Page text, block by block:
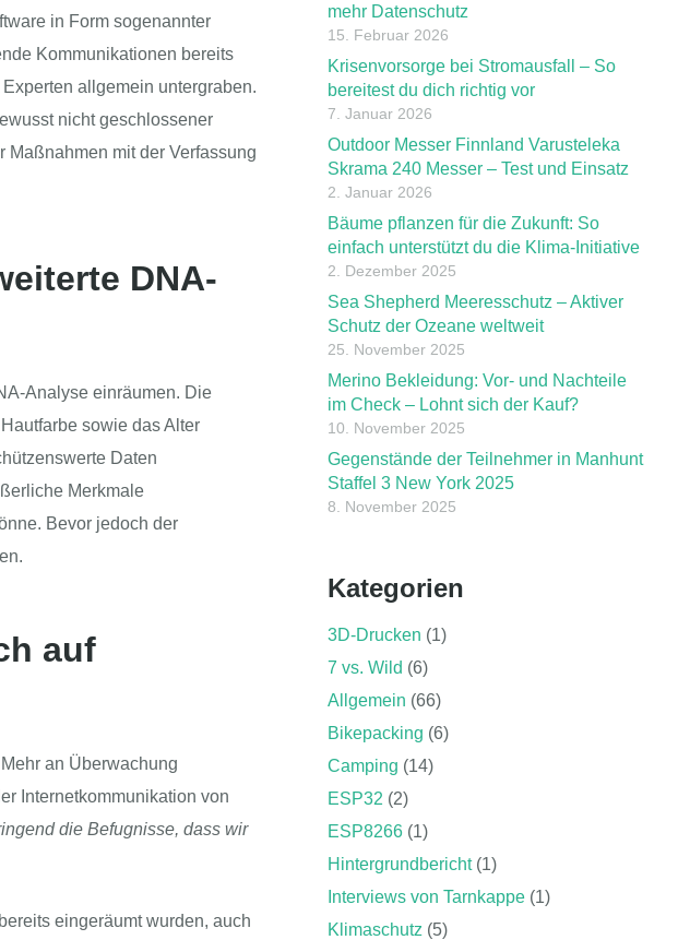
in Form sogenannter
Kommunikationen bereits
allgemein untergraben.
nicht geschlossener
mit der Verfassung
DNA-
Analyse einräumen. Die
sowie das Alter
Daten
Merkmale
Bevor jedoch der
auf
an Überwachung
Internetkommunikation von
die Befugnisse, dass wir
eingeräumt wurden, auch
mehr Datenschutz
15. Februar 2026
Krisenvorsorge bei Stromausfall – So
bereitest du dich richtig vor
7. Januar 2026
Outdoor Messer Finnland Varusteleka
Skrama 240 Messer – Test und Einsatz
2. Januar 2026
Bäume pflanzen für die Zukunft: So
einfach unterstützt du die Klima-Initiative
2. Dezember 2025
Sea Shepherd Meeresschutz – Aktiver
Schutz der Ozeane weltweit
25. November 2025
Merino Bekleidung: Vor- und Nachteile
im Check – Lohnt sich der Kauf?
10. November 2025
Gegenstände der Teilnehmer in Manhunt
Staffel 3 New York 2025
8. November 2025
Kategorien
3D-Drucken (1)
7 vs. Wild (6)
Allgemein (66)
Bikepacking (6)
Camping (14)
ESP32 (2)
ESP8266 (1)
Hintergrundbericht(1)
Interviews von Tarnkappe (1)
Klimaschutz (5)